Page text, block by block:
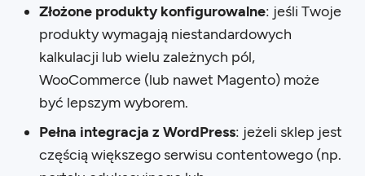
Złożone produkty konfigurowalne: jeśli Twoje
produkty wymagają niestandardowych
kalkulacji lub wielu zależnych pól,
WooCommerce (lub nawet Magento) może
być lepszym wyborem.
Pełna integracja z WordPress: jeżeli sklep jest
częścią większego serwisu contentowego (np.